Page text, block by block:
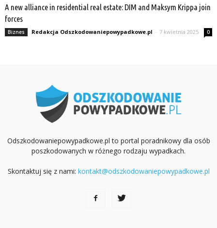
A new alliance in residential real estate: DIM and Maksym Krippa join
forces
Biznes Redakcja Odszkodowaniepowypadkowe.pl - 7 kwietnia 2025 0
Odszkodowaniepowypadkowe.pl to portal poradnikowy dla osób
poszkodowanych w różnego rodzaju wypadkach.
Skontaktuj się z nami: kontakt@odszkodowaniepowypadkowe.pl